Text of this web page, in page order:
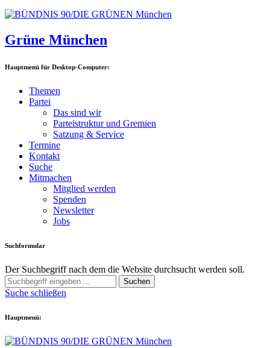
Grüne München
Hauptmenü für Desktop-Computer:
Themen
Partei
Das sind wir
Parteistruktur und Gremien
Satzung & Service
Termine
Kontakt
Suche
Mitmachen
Mitglied werden
Spenden
Newsletter
Jobs
Suchformular
Der Suchbegriff nach dem die Website durchsucht werden soll.
Suchen
Suche schließen
Hauptmenü: